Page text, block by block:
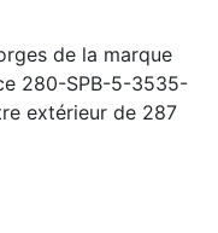
de la marque
280-SPB-5-3535-
extérieur de 287